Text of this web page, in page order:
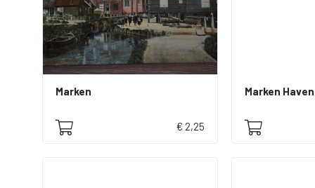
Marken
€ 2,25
Marken